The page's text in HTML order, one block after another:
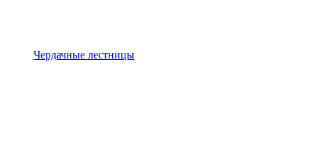
Чердачные лестницы